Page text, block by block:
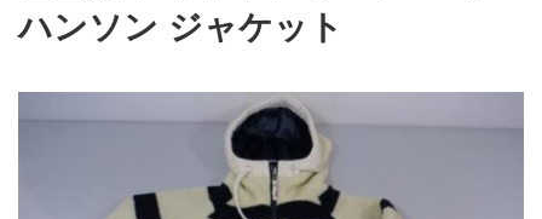
ハンソン ジャケット